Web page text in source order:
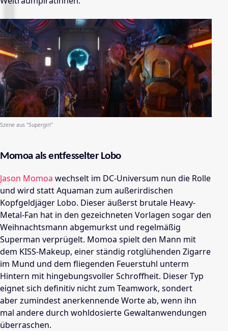
Szene aus "Supergirl"
Momoa als entfesselter Lobo
Jason Momoa wechselt im DC-Universum nun die Rolle
und wird statt Aquaman zum außerirdischen
Kopfgeldjäger Lobo. Dieser äußerst brutale Heavy-
Metal-Fan hat in den gezeichneten Vorlagen sogar den
Weihnachtsmann abgemurkst und regelmäßig
Superman verprügelt. Momoa spielt den Mann mit
dem KISS-Makeup, einer ständig rotglühenden Zigarre
im Mund und dem fliegenden Feuerstuhl unterm
Hintern mit hingebungsvoller Schroffheit. Dieser Typ
eignet sich definitiv nicht zum Teamwork, sondert
aber zumindest anerkennende Worte ab, wenn ihn
mal andere durch wohldosierte Gewaltanwendungen
überraschen.